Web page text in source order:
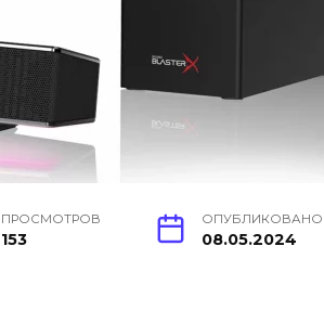
ПРОСМОТРОВ
153
ОПУБЛИКОВАНО
08.05.2024